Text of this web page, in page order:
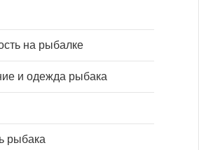
на рыбалке
и одежда рыбака
рыбака